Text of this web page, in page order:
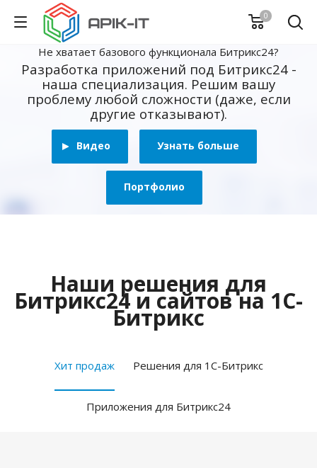
0
Не хватает базового функционала Битрикс24?
Разработка приложений под Битрикс24 -
наша специализация. Решим вашу
проблему любой сложности (даже, если
другие отказывают).
Видео Узнать больше
Портфолио
Наши решения для
Битрикс24 и сайтов на 1С-
Битрикс
Хит продаж Решения для 1С-Битрикс
Приложения для Битрикс24